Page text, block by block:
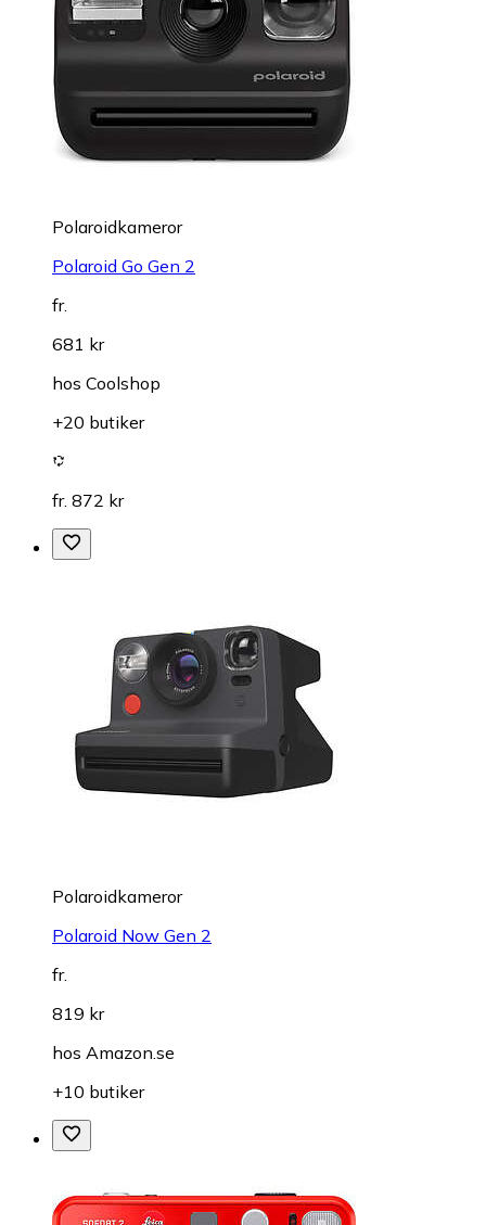
Polaroidkameror
Polaroid Go Gen 2
fr.
681 kr
hos Coolshop
+20 butiker
fr. 872 kr
Polaroidkameror
Polaroid Now Gen 2
fr.
819 kr
hos Amazon.se
+10 butiker